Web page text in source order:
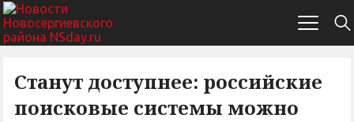
Станут доступнее: российские
поисковые системы можно